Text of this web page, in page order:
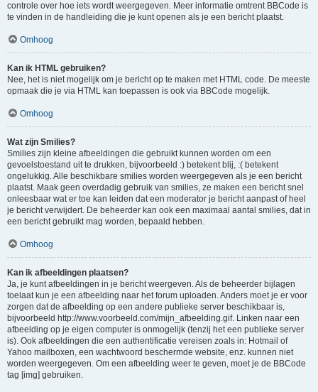
controle over hoe iets wordt weergegeven. Meer informatie omtrent BBCode is
te vinden in de handleiding die je kunt openen als je een bericht plaatst.
Omhoog
Kan ik HTML gebruiken?
Nee, het is niet mogelijk om je bericht op te maken met HTML code. De meeste
opmaak die je via HTML kan toepassen is ook via BBCode mogelijk.
Omhoog
Wat zijn Smilies?
Smilies zijn kleine afbeeldingen die gebruikt kunnen worden om een
gevoelstoestand uit te drukken, bijvoorbeeld :) betekent blij, :( betekent
ongelukkig. Alle beschikbare smilies worden weergegeven als je een bericht
plaatst. Maak geen overdadig gebruik van smilies, ze maken een bericht snel
onleesbaar wat er toe kan leiden dat een moderator je bericht aanpast of heel
je bericht verwijdert. De beheerder kan ook een maximaal aantal smilies, dat in
een bericht gebruikt mag worden, bepaald hebben.
Omhoog
Kan ik afbeeldingen plaatsen?
Ja, je kunt afbeeldingen in je bericht weergeven. Als de beheerder bijlagen
toelaat kun je een afbeelding naar het forum uploaden. Anders moet je er voor
zorgen dat de afbeelding op een andere publieke server beschikbaar is,
bijvoorbeeld http://www.voorbeeld.com/mijn_afbeelding.gif. Linken naar een
afbeelding op je eigen computer is onmogelijk (tenzij het een publieke server
is). Ook afbeeldingen die een authentificatie vereisen zoals in: Hotmail of
Yahoo mailboxen, een wachtwoord beschermde website, enz. kunnen niet
worden weergegeven. Om een afbeelding weer te geven, moet je de BBCode
tag [img] gebruiken.